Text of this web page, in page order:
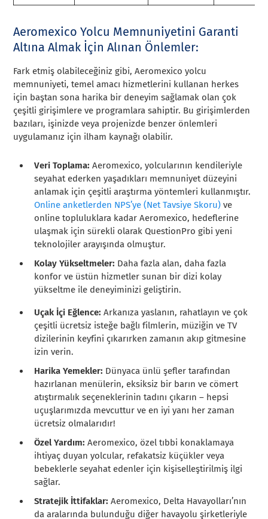
Aeromexico Yolcu Memnuniyetini Garanti
Altına Almak İçin Alınan Önlemler:
Fark etmiş olabileceğiniz gibi, Aeromexico yolcu
memnuniyeti, temel amacı hizmetlerini kullanan herkes
için baştan sona harika bir deneyim sağlamak olan çok
çeşitli girişimlere ve programlara sahiptir. Bu girişimlerden
bazıları, işinizde veya projenizde benzer önlemleri
uygulamanız için ilham kaynağı olabilir.
Veri Toplama: Aeromexico, yolcularının kendileriyle
seyahat ederken yaşadıkları memnuniyet düzeyini
anlamak için çeşitli araştırma yöntemleri kullanmıştır.
Online anketlerden NPS’ye (Net Tavsiye Skoru) ve
online topluluklara kadar Aeromexico, hedeflerine
ulaşmak için sürekli olarak QuestionPro gibi yeni
teknolojiler arayışında olmuştur.
Kolay Yükseltmeler: Daha fazla alan, daha fazla
konfor ve üstün hizmetler sunan bir dizi kolay
yükseltme ile deneyiminizi geliştirin.
Uçak İçi Eğlence:Arkanıza yaslanın, rahatlayın ve çok
çeşitli ücretsiz isteğe bağlı filmlerin, müziğin ve TV
dizilerinin keyfini çıkarırken zamanın akıp gitmesine
izin verin.
Harika Yemekler: Dünyaca ünlü şefler tarafından
hazırlanan menülerin, eksiksiz bir barın ve cömert
atıştırmalık seçeneklerinin tadını çıkarın – hepsi
uçuşlarımızda mevcuttur ve en iyi yanı her zaman
ücretsiz olmalarıdır!
Özel Yardım: Aeromexico, özel tıbbi konaklamaya
ihtiyaç duyan yolcular, refakatsiz küçükler veya
bebeklerle seyahat edenler için kişiselleştirilmiş ilgi
sağlar.
Stratejik İttifaklar:Aeromexico, Delta Havayolları’nın
da aralarında bulunduğu diğer havayolu şirketleriyle